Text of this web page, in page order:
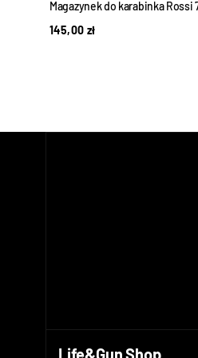
Magazynek do karabinka Rossi
145,00 zł
Life&Gun Shop